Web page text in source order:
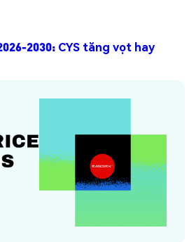
2030: CYS tăng vọt hay